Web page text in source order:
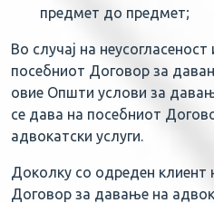
предмет до предмет;
Во случај на
посебниот Договор за
овие Општи услови за
се дава на посебниот
адвокатски услуги.
Доколку со одреден клиент
Договор за давање на